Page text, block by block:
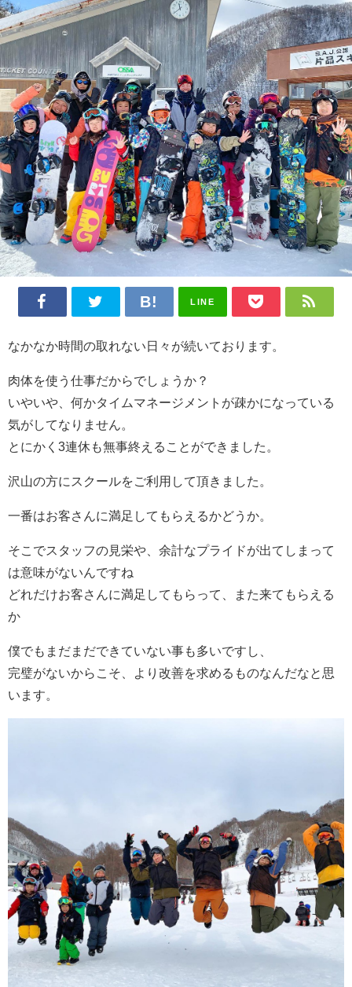
LINE
なかなか時間の取れない日々が続いております。
肉体を使う仕事だからでしょうか？
いやいや、何かタイムマネージメントが疎かになっている
気がしてなりません。
とにかく3連休も無事終えることができました。
沢山の方にスクールをご利用して頂きました。
一番はお客さんに満足してもらえるかどうか。
そこでスタッフの見栄や、余計なプライドが出てしまって
は意味がないんですね
どれだけお客さんに満足してもらって、また来てもらえる
か
僕でもまだまだできていない事も多いですし、
完璧がないからこそ、より改善を求めるものなんだなと思
います。